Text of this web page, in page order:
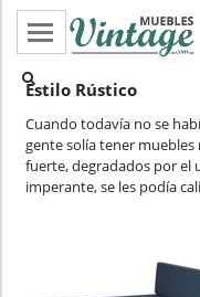
Top ventas
Outlet
Estilo Rústico
Cuando todavía no se
gente solía tener
fuerte, degradados por el
imperante, se les podía
mueblesvintage.com con